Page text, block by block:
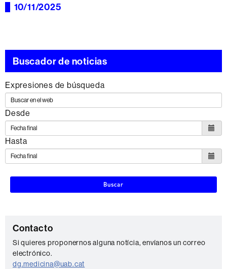
10/11/2025
Buscador de noticias
Expresiones de búsqueda
Desde
Hasta
Buscar
C
o
n
Contacto
Si quieres proponernos alguna notícia, envíanos un correo
electrónico.
dg.medicina@uab.cat